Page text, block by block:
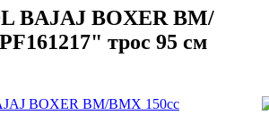
BAJAJ BOXER BM/
трос 95 см